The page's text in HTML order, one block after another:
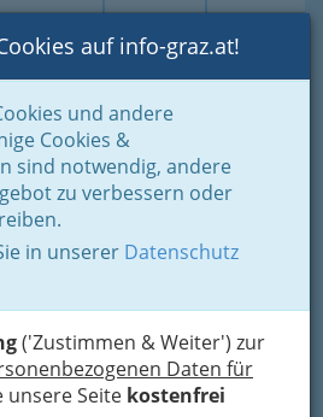
Suche Login Toggle
auf info-graz.at!
und andere
Cookies &
sind notwendig, andere
zu verbessern oder
in unserer Datenschutz
('Zustimmen & Weiter') zur
Daten für
unsere Seite kostenfrei
feiern
für viele
Stress vor dem Heiraten